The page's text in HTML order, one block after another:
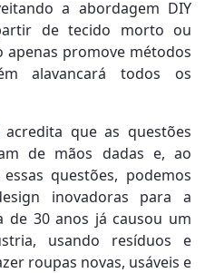
a abordagem DIY
de tecido morto ou
apenas promove métodos
alavancará todos os
acredita que as questões
de mãos dadas e, ao
questões, podemos
inovadoras para a
de 30 anos já causou um
usando resíduos e
roupas novas, usáveis ​​e